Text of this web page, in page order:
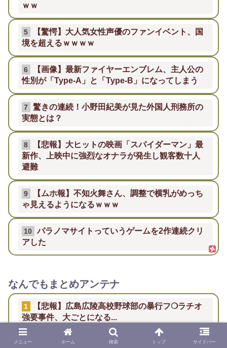
ｗｗ
5
【驚愕】大人気女性声優のファンイベント、国
境を超えるｗｗｗｗ
6
【画像】最新ファイヤーエンブレム、主人公の
性別が「Type-A」と「Type-B」になってしまう
7
驚きの連続！小野田紀美が見た外国人刑務所の
実態とは？
8
【悲報】大ヒットの映画「スパイダーマン」最
新作、上映中に強烈なオナラが発生し観客数十人
避難
9
【ムホ報】不知火舞さん、調整で横乳がめっち
ゃ見えるようになるｗｗｗ
10 パラノマサイトっていうゲームを2作連続クリ
アした
なんでもまとめアンテナ
1
【悲報】広島広陵高校野球部の暴行フ❍ラチオ
強要事件、大ごとになる...
2 ポニテ耳出しの森平麗心が可愛い！【うるみ
メニュー ホーム 検索 トップ サイドバー